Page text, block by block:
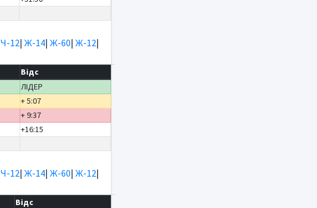
Ч-12| Ж-14| Ж-60| Ж-12|
Відс
ЛІДЕР
+ 5:07
+ 9:37
+16:15
Ч-12| Ж-14| Ж-60| Ж-12|
Відс